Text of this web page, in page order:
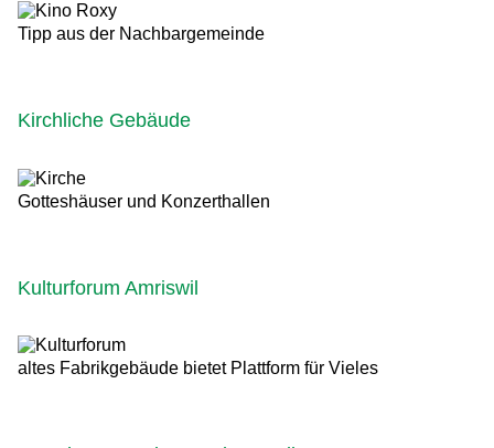
Tipp aus der Nachbargemeinde
Kirchliche Gebäude
Gotteshäuser und Konzerthallen
Kulturforum Amriswil
altes Fabrikgebäude bietet Plattform für Vieles